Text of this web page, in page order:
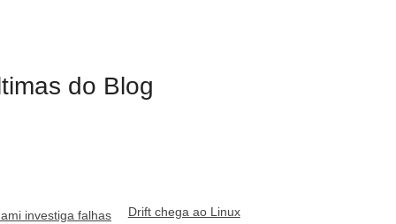
do Blog
investiga falhas
Drift chega ao Linux